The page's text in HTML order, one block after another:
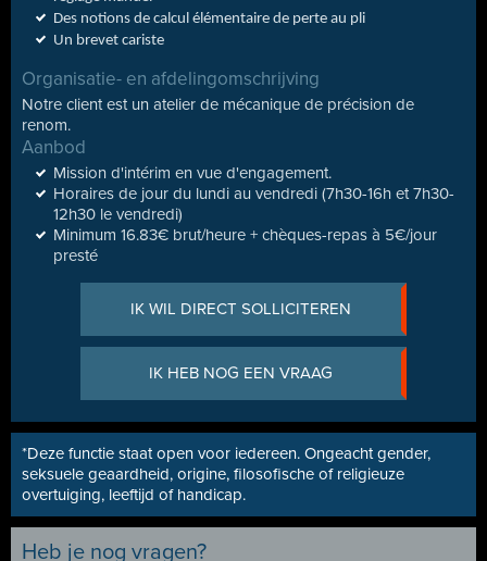
Des notions de calcul élémentaire de perte au pli
Un brevet cariste
Organisatie- en afdelingomschrijving
Notre client est un atelier de mécanique de précision de
renom.
Aanbod
Mission d'intérim en vue d'engagement.
Horaires de jour du lundi au vendredi (7h30-16h et 7h30-
12h30 le vendredi)
Minimum 16.83€ brut/heure + chèques-repas à 5€/jour
presté
IK WIL DIRECT SOLLICITEREN
IK HEB NOG EEN VRAAG
*Deze functie staat open voor iedereen. Ongeacht gender,
seksuele geaardheid, origine, filosofische of religieuze
overtuiging, leeftijd of handicap.
Heb je nog vragen?